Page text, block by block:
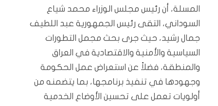
المسلة، أن رئيس مجلس الوزراء محمد شياع
السوداني، التقى رئيس الجمهورية عبد اللطيف
جمال رشيد، حيث جرى بحث مجمل التطورات
السياسية والأمنية والاقتصادية في العراق
والمنطقة، فضلاً عن استعراض عمل الحكومة
وجهودها في تنفيذ برنامجها، بما يتضمنه من
أولويات تعمل على تحسين الأوضاع الخدمية